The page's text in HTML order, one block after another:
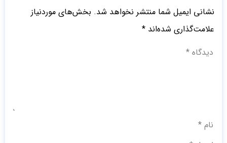
نشانی ایمیل شما منتشر نخواهد شد. بخش‌های موردنیاز
علامت‌گذاری شده‌اند *